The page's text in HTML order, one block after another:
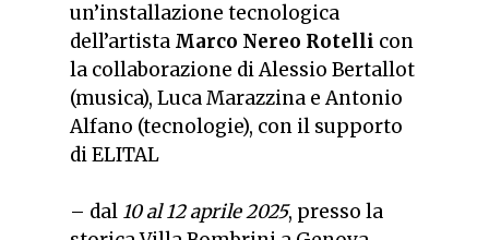
un’installazione tecnologica
dell’artista Marco Nereo Rotelli con
la collaborazione di Alessio Bertallot
(musica), Luca Marazzina e Antonio
Alfano (tecnologie), con il supporto
di ELITAL
– dal 10 al 12 aprile 2025, presso la